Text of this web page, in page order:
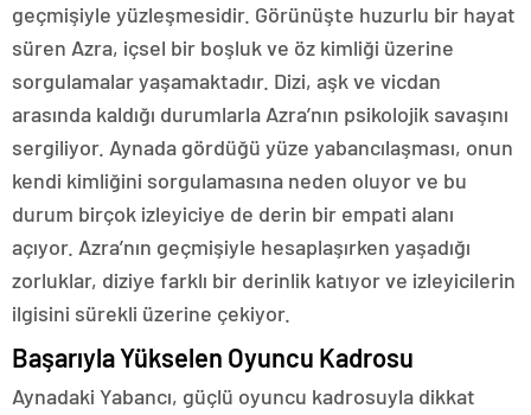
geçmişiyle yüzleşmesidir. Görünüşte huzurlu bir hayat
süren Azra, içsel bir boşluk ve öz kimliği üzerine
sorgulamalar yaşamaktadır. Dizi, aşk ve vicdan
arasında kaldığı durumlarla Azra’nın psikolojik savaşını
sergiliyor. Aynada gördüğü yüze yabancılaşması, onun
kendi kimliğini sorgulamasına neden oluyor ve bu
durum birçok izleyiciye de derin bir empati alanı
açıyor. Azra’nın geçmişiyle hesaplaşırken yaşadığı
zorluklar, diziye farklı bir derinlik katıyor ve izleyicilerin
ilgisini sürekli üzerine çekiyor.
Başarıyla Yükselen Oyuncu Kadrosu
Aynadaki Yabancı, güçlü oyuncu kadrosuyla dikkat